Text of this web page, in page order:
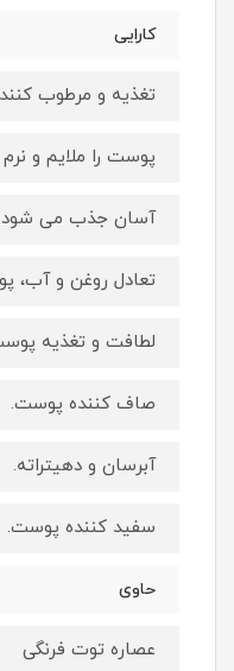
کارایی
تغذیه و مرطوب
پوست را ملایم و
آسان جذب می
تعادل روغن و آب،
لطافت و تغذیه
صاف کننده پوست.
آبرسان و دهیتراته.
سفید کننده پوست.
حاوی
عصاره توت فرنگی